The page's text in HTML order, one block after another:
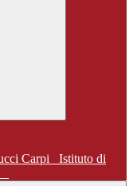
Istituto di